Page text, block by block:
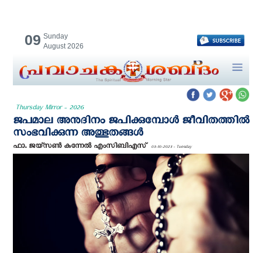
09 Sunday
August 2026
Thursday Mirror - 2026
ജപമാല അനുദിനം ജപിക്കുമ്പോൾ ജീവിതത്തിൽ
സംഭവിക്കുന്ന അത്ഭുതങ്ങൾ
ഫാ. ജയ്സൺ കുന്നേൽ എം‌സി‌ബി‌എസ് 03-10-2023 - Tuesday